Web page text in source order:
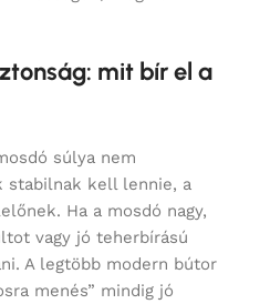
mit bír el a
súlya nem
stabilnak kell lennie, a
Ha a mosdó nagy,
vagy jó teherbírású
A legtöbb modern bútor
menés” mindig jó